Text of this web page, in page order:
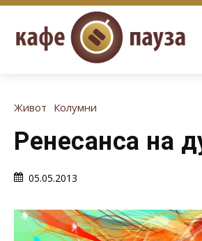
Живот Колумни
Ренесанса на
05.05.2013